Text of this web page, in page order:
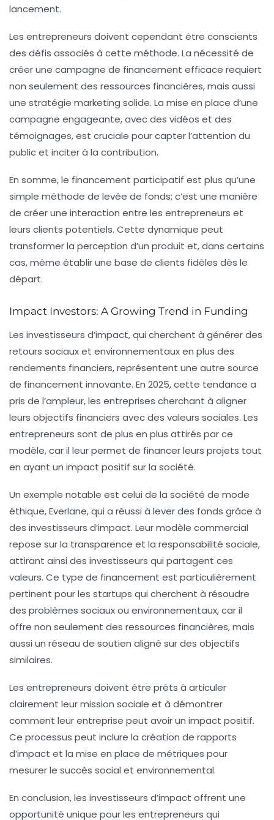
lancement.
Les entrepreneurs doivent cependant être conscients
des défis associés à cette méthode. La nécessité de
créer une campagne de financement efficace requiert
non seulement des ressources financières, mais aussi
une stratégie marketing solide. La mise en place d’une
campagne engageante, avec des vidéos et des
témoignages, est cruciale pour capter l’attention du
public et inciter à la contribution.
En somme, le financement participatif est plus qu’une
simple méthode de levée de fonds; c’est une manière
de créer une interaction entre les entrepreneurs et
leurs clients potentiels. Cette dynamique peut
transformer la perception d’un produit et, dans certains
cas, même établir une base de clients fidèles dès le
départ.
Impact Investors: A Growing Trend in Funding
Les investisseurs d’impact, qui cherchent à générer des
retours sociaux et environnementaux en plus des
rendements financiers, représentent une autre source
de financement innovante. En 2025, cette tendance a
pris de l’ampleur, les entreprises cherchant à aligner
leurs objectifs financiers avec des valeurs sociales. Les
entrepreneurs sont de plus en plus attirés par ce
modèle, car il leur permet de financer leurs projets tout
en ayant un impact positif sur la société.
Un exemple notable est celui de la société de mode
éthique, Everlane, qui a réussi à lever des fonds grâce à
des investisseurs d’impact. Leur modèle commercial
repose sur la transparence et la responsabilité sociale,
attirant ainsi des investisseurs qui partagent ces
valeurs. Ce type de financement est particulièrement
pertinent pour les startups qui cherchent à résoudre
des problèmes sociaux ou environnementaux, car il
offre non seulement des ressources financières, mais
aussi un réseau de soutien aligné sur des objectifs
similaires.
Les entrepreneurs doivent être prêts à articuler
clairement leur mission sociale et à démontrer
comment leur entreprise peut avoir un impact positif.
Ce processus peut inclure la création de rapports
d’impact et la mise en place de métriques pour
mesurer le succès social et environnemental.
En conclusion, les investisseurs d’impact offrent une
opportunité unique pour les entrepreneurs qui